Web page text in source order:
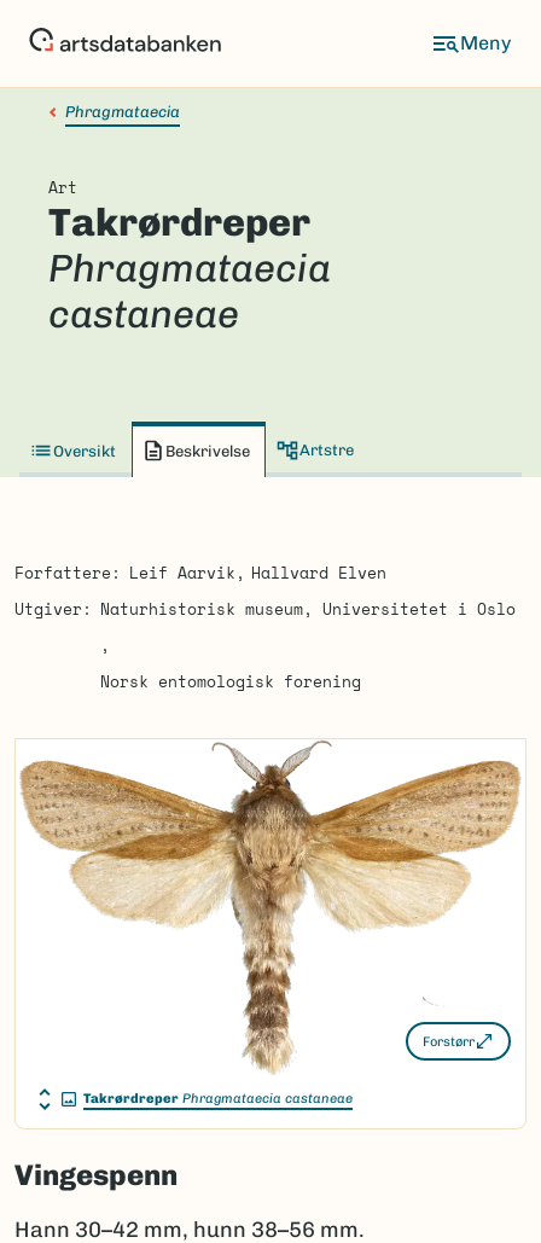
Phragmataecia
Art
Takrørdreper
Phragmataecia
castaneae
Oversikt Beskrivelse Artstre
Forfattere Leif Aarvik
Hallvard Elven
Utgiver
Naturhistorisk museum, Universitetet i Oslo
Norsk entomologisk forening
Forstørr
Takrørdreper Phragmataecia castaneae
Vingespenn
Hann 30–42 mm, hunn 38–56 mm.